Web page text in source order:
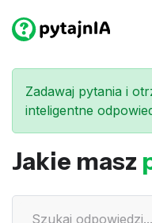
Zadawaj pytania i
inteligentne
Jakie masz